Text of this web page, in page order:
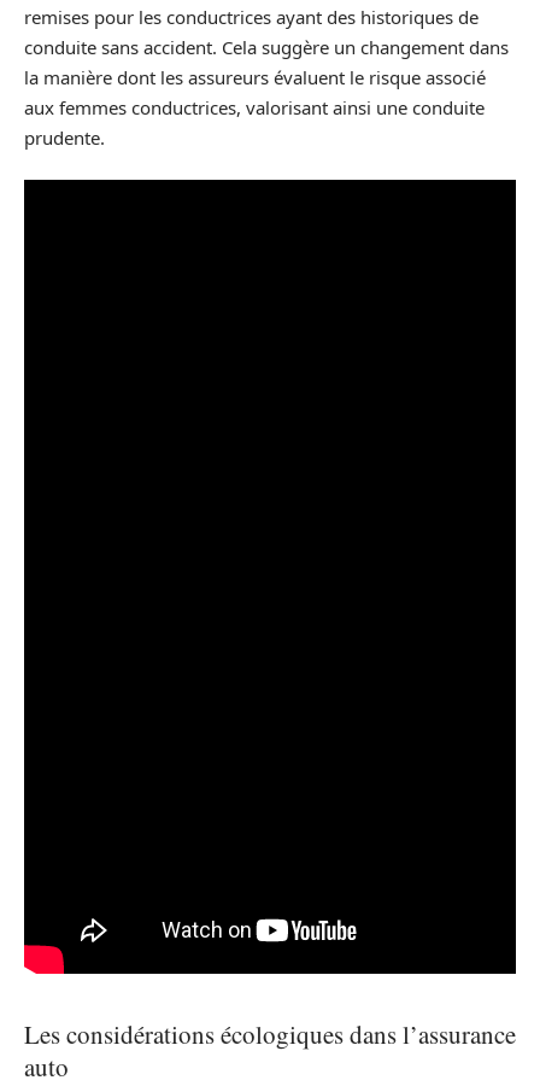
remises pour les conductrices ayant des historiques de
conduite sans accident. Cela suggère un changement dans
la manière dont les assureurs évaluent le risque associé
aux femmes conductrices, valorisant ainsi une conduite
prudente.
Les considérations écologiques dans l’assurance
auto